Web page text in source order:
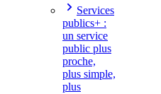
Services
publics+ :
un service
public plus
proche,
plus simple,
plus